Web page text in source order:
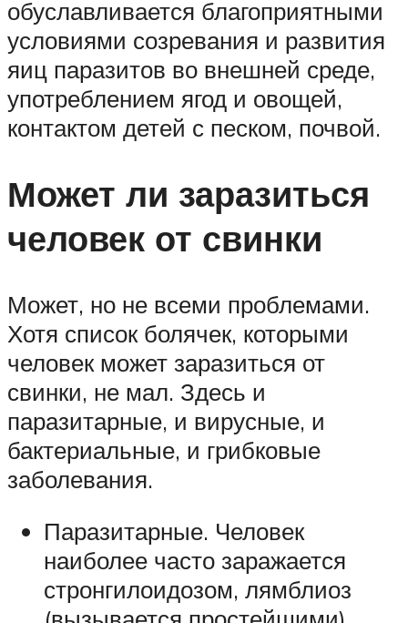
обуславливается благоприятными
условиями созревания и развития
яиц паразитов во внешней среде,
употреблением ягод и овощей,
контактом детей с песком, почвой.
Может ли заразиться
человек от свинки
Может, но не всеми проблемами.
Хотя список болячек, которыми
человек может заразиться от
свинки, не мал. Здесь и
паразитарные, и вирусные, и
бактериальные, и грибковые
заболевания.
Паразитарные. Человек
наиболее часто заражается
стронгилоидозом, лямблиоз